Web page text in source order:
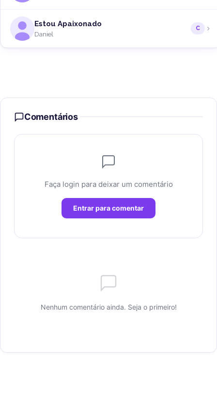
Estou Apaixonado
Daniel
C
Comentários
Faça login para deixar um comentário
Entrar para comentar
Nenhum comentário ainda. Seja o primeiro!